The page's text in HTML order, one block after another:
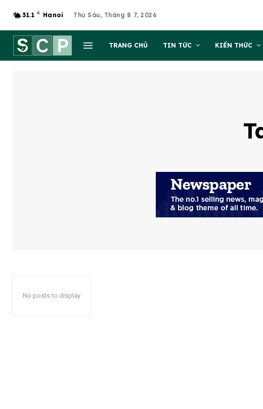
31.1 C Hanoi Thứ Sáu, Tháng 8 7, 2026
TRANG CHỦ TIN TỨC KIẾN THỨC
No posts to display